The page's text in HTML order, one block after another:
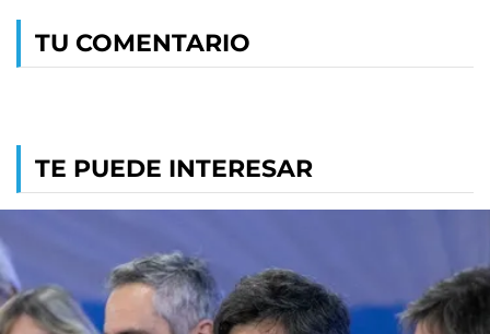
TU COMENTARIO
TE PUEDE INTERESAR